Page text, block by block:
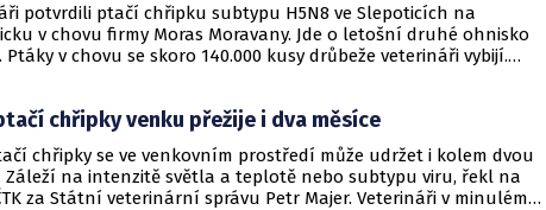
potvrdili ptačí chřipku subtypu H5N8 ve Slepoticích na
v chovu firmy Moras Moravany. Jde o letošní druhé ohnisko
Ptáky v chovu se skoro 140.000 kusy drůbeže veterináři vybijí.
chovu Morasu, kde je 120.000 kusů drůbeže. O jejich utracení se
zástupci Státní veterinární správy (SVS) a ministerstva
chřipky venku přežije i dva měsíce
chřipky se ve venkovním prostředí může udržet i kolem dvou
Záleží na intenzitě světla a teplotě nebo subtypu viru, řekl na
za Státní veterinární správu Petr Majer. Veterináři v minulém